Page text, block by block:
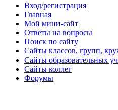
Вход/регистрация
Главная
Мой мини-сайт
Ответы на вопросы
Поиск по сайту
Сайты классов, групп,
Сайты образовательных
Сайты коллег
Форумы